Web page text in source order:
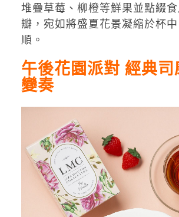
堆疊草莓、柳橙等鮮果並點綴
瓣，宛如將盛夏花景凝縮於杯
順。
午後花園派對 經典司
變奏